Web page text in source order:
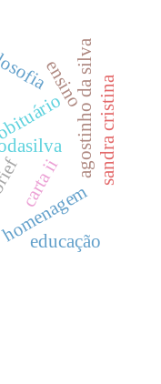
agostinho da silva
carta ii sandra cristina
obituário
educação
ensino